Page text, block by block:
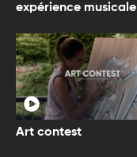
expérience musicale
Art contest